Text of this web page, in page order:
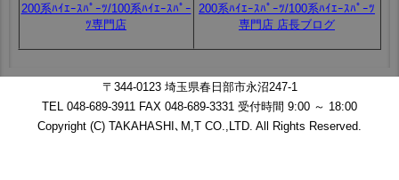
200系ﾊｲｴｰｽﾊﾟｰﾂ/100系ﾊｲｴｰｽﾊﾟｰ
ﾂ専門店
200系ﾊｲｴｰｽﾊﾟｰﾂ/100系ﾊｲｴｰｽﾊﾟｰﾂ
専門店 店長ブログ
〒344-0123 埼玉県春日部市永沼247-1
TEL 048-689-3911 FAX 048-689-3331 受付時間 9:00 ～ 18:00
Copyright (C) TAKAHASHI､M,T CO.,LTD. All Rights Reserved.